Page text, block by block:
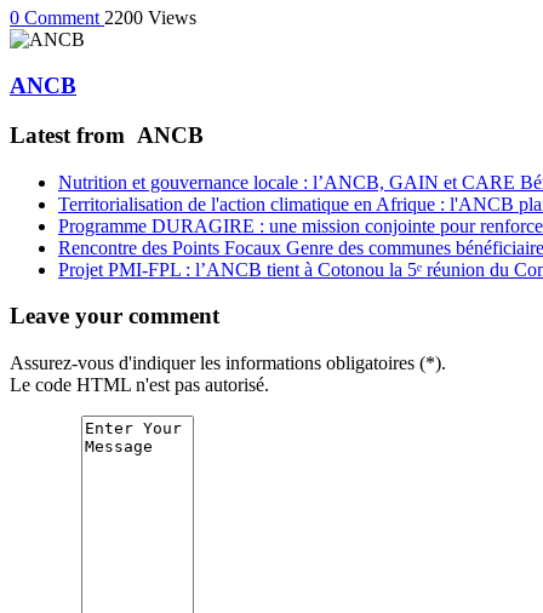
0 Comment 2200 Views
ANCB
Latest from ANCB
Nutrition et gouvernance locale : l’ANCB, GAIN et CARE
Territorialisation de l'action climatique en Afrique : l'ANCB
Programme DURAGIRE : une mission conjointe pour
Rencontre des Points Focaux Genre des communes
Projet PMI-FPL : l’ANCB tient à Cotonou la 5ᵉ réunion du
Leave your comment
Assurez-vous d'indiquer les informations obligatoires (*).
Le code HTML n'est pas autorisé.